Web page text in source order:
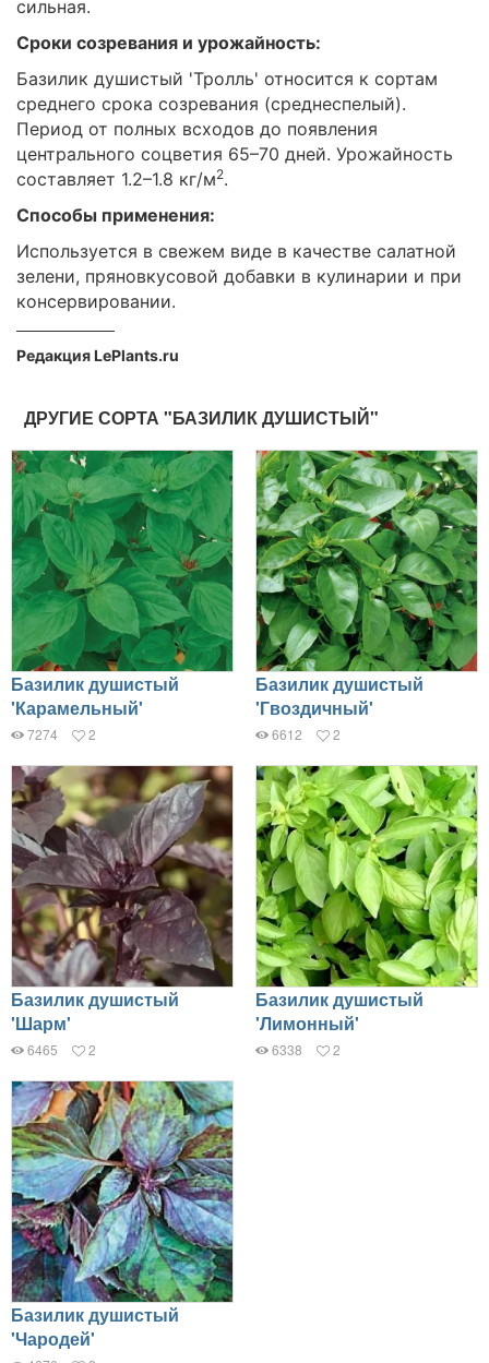
сильная.
Сроки созревания и урожайность:
Базилик душистый 'Тролль' относится к сортам
среднего срока созревания (среднеспелый).
Период от полных всходов до появления
центрального соцветия 65–70 дней. Урожайность
составляет 1.2–1.8 кг/м2.
Способы применения:
Используется в свежем виде в качестве салатной
зелени, пряновкусовой добавки в кулинарии и при
консервировании.
Редакция LePlants.ru
ДРУГИЕ СОРТА "БАЗИЛИК ДУШИСТЫЙ"
Базилик душистый
'Карамельный'
7274 2
Базилик душистый
'Гвоздичный'
6612 2
Базилик душистый
'Шарм'
6465 2
Базилик душистый
'Лимонный'
6338 2
Базилик душистый
'Чародей'